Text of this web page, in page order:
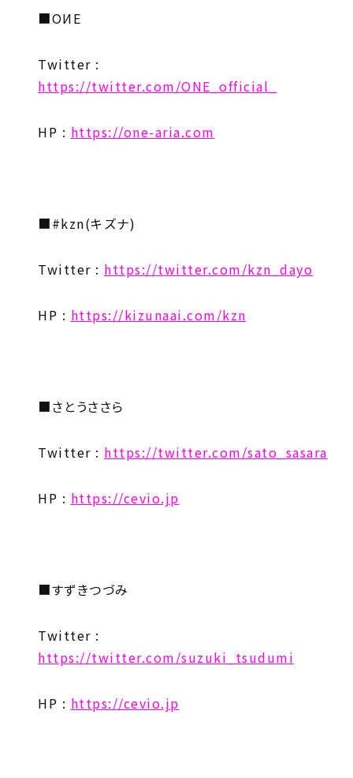
■OИE
Twitter :
https://twitter.com/ONE_official_
HP : https://one-aria.com
■#kzn(キズナ)
Twitter : https://twitter.com/kzn_dayo
HP : https://kizunaai.com/kzn
■さとうささら
Twitter : https://twitter.com/sato_sasara
HP : https://cevio.jp
■すずきつづみ
Twitter :
https://twitter.com/suzuki_tsudumi
HP : https://cevio.jp